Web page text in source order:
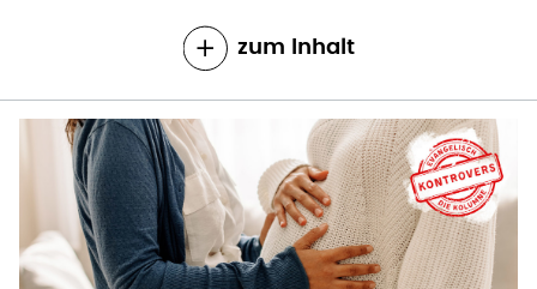
zum Inhalt